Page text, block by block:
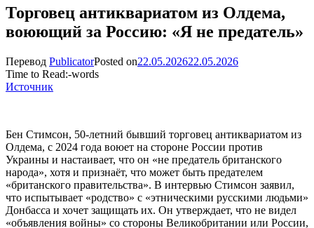
Торговец антиквариатом из Олдема,
воюющий за Россию: «Я не предатель»
Перевод PublicatorPosted on22.05.202622.05.2026
Time to Read:-words
Источник
Бен Стимсон, 50-летний бывший торговец антиквариатом из
Олдема, с 2024 года воюет на стороне России против
Украины и настаивает, что он «не предатель британского
народа», хотя и признаёт, что может быть предателем
«британского правительства». В интервью Стимсон заявил,
что испытывает «родство» с «этническими русскими людьми»
Донбасса и хочет защищать их. Он утверждает, что не видел
«объявления войны» со стороны Великобритании или России,